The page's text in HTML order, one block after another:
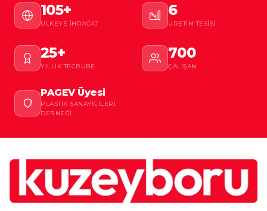
105+
ÜLKEYE İHRACAT
6
ÜRETIM TESISI
25+
YILLIK TECRÜBE
700
ÇALIŞAN
PAGEV Üyesi
PLASTIK SANAYICILERI
DERNEĞI